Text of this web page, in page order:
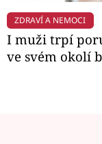
ZDRAVÍ A NEMOCI
I muži trpí
ve svém okolí